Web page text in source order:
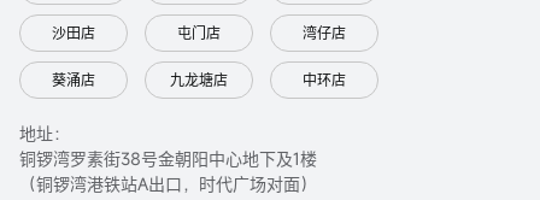
沙田店 屯门店 湾仔店
葵涌店 九龙塘店 中环店
地址：
铜锣湾罗素街38号金朝阳中心地下及1楼
（铜锣湾港铁站A出口，时代广场对面）